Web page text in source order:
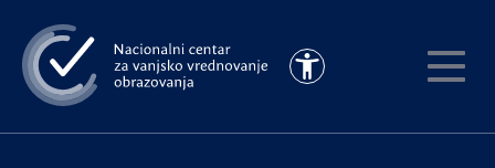
na
glavni
sadržaj
Pristupačnost